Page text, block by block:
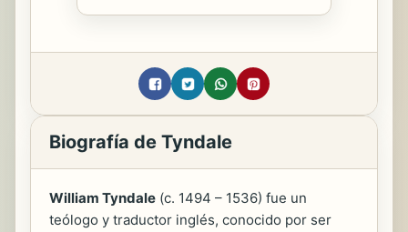
Biografía de Tyndale
William Tyndale (c. 1494 – 1536) fue un
teólogo y traductor inglés, conocido por ser